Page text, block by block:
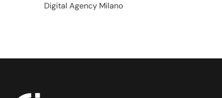
Digital Agency Milano